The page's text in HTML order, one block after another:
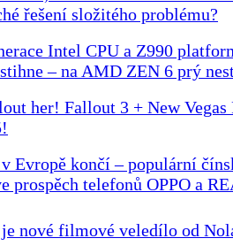
řešení složitého problému?
Intel CPU a Z990
– na AMD ZEN 6 prý
her! Fallout 3 + New Vegas
Evropě končí – populární
prospěch telefonů OPPO a
je nové filmové veledílo od